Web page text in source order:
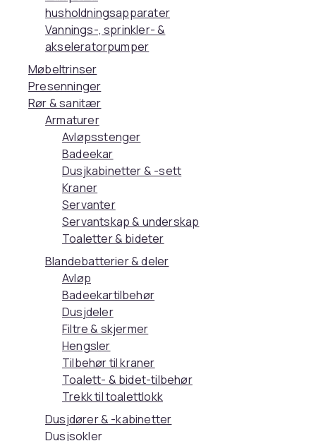
husholdningsapparater
Vannings-, sprinkler- &
akseleratorpumper
Møbeltrinser
Presenninger
Rør & sanitær
Armaturer
Avløpsstenger
Badeekar
Dusjkabinetter & -sett
Kraner
Servanter
Servantskap & underskap
Toaletter & bideter
Blandebatterier & deler
Avløp
Badeekartilbehør
Dusjdeler
Filtre & skjermer
Hengsler
Tilbehør til kraner
Toalett- & bidet-tilbehør
Trekk til toalettlokk
Dusjdører & -kabinetter
Dusjsokler